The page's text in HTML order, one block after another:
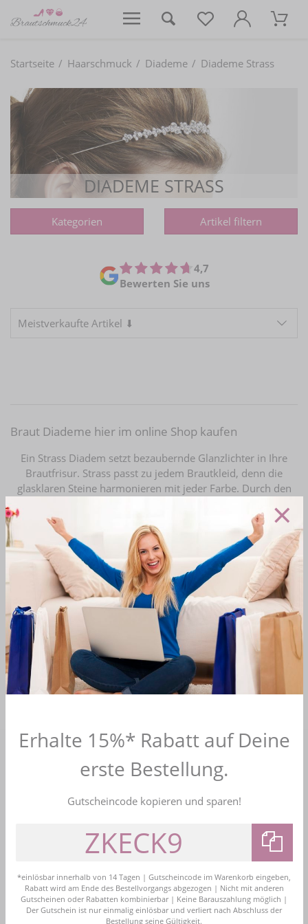
Startseite Haarschmuck Diademe Diademe Strass
DIADEME STRASS
Kategorien Artikel filtern
4,7
Bewerten Sie uns
Meistverkaufte Artikel ⬇
Braut Diademe hier im online Shop kaufen
Ein Strass Diadem setzt bezaubernde Glanzlichter in Ihre
Brautfrisur. Strass passt zu jedem Brautkleid, denn die
glasklaren Steine harmonieren mit jeder Farbe. Durch den
und verzaubern so die Braut und Gäste gleichermaßen.
Wenn Sie ein hochwertiges Strass Diadem suchen, sind Sie
im Online Shop von Brautschmuck24 genau richtig.
Renommierte Brautschmuck-Hersteller garantieren für
höchste Qualität. Einfach und bequem von daheim aus
einkaufen. Das große Sortiment an Strass Diademen hält
sicherlich auch einige schöne Modelle für Sie bereit. Eine
glitzernde Tiara schmückt jede Brautfrisur und rundet das
Erscheinungsbild wunderbar ab. Lassen Sie sich von
unserem Sortiment verführen und entscheiden Sie sich für
Qualität und Schönheit zugleich.
PERSÖNLICHE BERATUNG
4,7
Bewerten Sie uns
Erhalte 15%* Rabatt auf Deine
erste Bestellung.
Gutscheincode kopieren und sparen!
*einlösbar innerhalb von 14 Tagen | Gutscheincode im Warenkorb eingeben,
Rabatt wird am Ende des Bestellvorgangs abgezogen | Nicht mit anderen
Gutscheinen oder Rabatten kombinierbar | Keine Barauszahlung möglich |
Der Gutschein ist nur einmalig einlösbar und verliert nach Abschluss der
Bestellung seine Gültigkeit.
×